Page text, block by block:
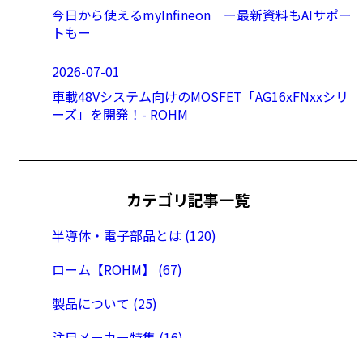
今日から使えるmyInfineon ー最新資料もAIサポー
トもー
2026-07-01
車載48Vシステム向けのMOSFET「AG16xFNxxシリ
ーズ」を開発！- ROHM
カテゴリ記事一覧
半導体・電子部品とは (120)
ローム【ROHM】 (67)
製品について (25)